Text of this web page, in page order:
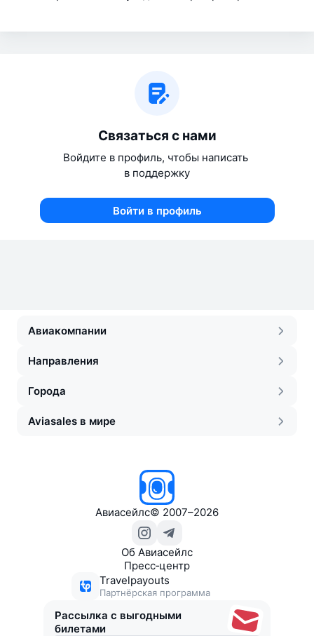
Связаться с нами
Войдите в профиль, чтобы написать
в поддержку
Войти в профиль
Авиакомпании
Направления
Города
Aviasales в мире
Авиасейлс© 2007–2026
Об Авиасейлс
Пресс‑центр
Travelpayouts
Партнёрская программа
Рассылка с выгодными
билетами